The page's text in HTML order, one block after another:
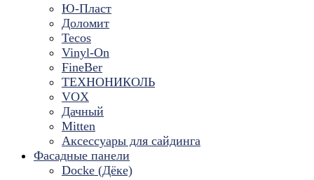
Ю-Пласт
Доломит
Tecos
Vinyl-On
FineBer
ТЕХНОНИКОЛЬ
VOX
Дачный
Mitten
Аксессуары для сайдинга
Фасадные панели
Docke (Дёке)